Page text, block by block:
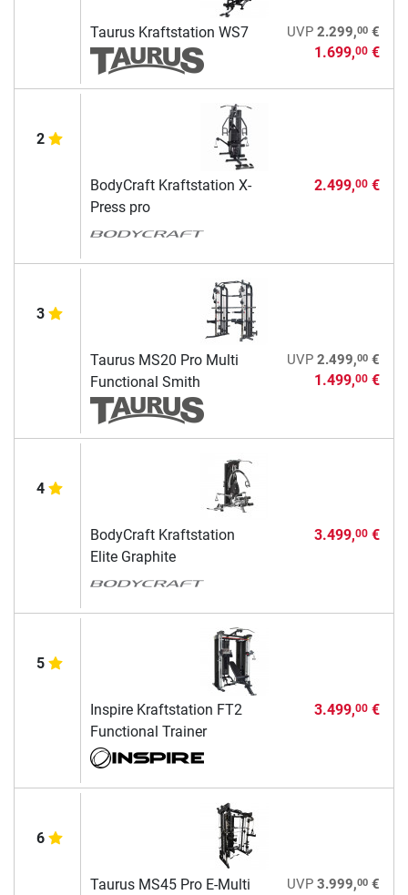
Taurus Kraftstation WS7 UVP 2.299,00€
1.699,00€
2
BodyCraft Kraftstation X-
Press pro
2.499,00€
3
Taurus MS20 Pro Multi
Functional Smith
UVP 2.499,00€
1.499,00€
4
BodyCraft Kraftstation
Elite Graphite
3.499,00€
5
Inspire Kraftstation FT2
Functional Trainer
3.499,00€
6
Taurus MS45 Pro E-Multi
UVP 3.999,00€